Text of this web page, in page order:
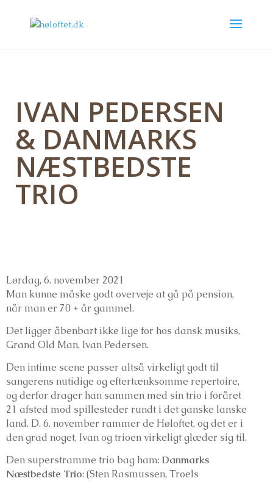
IVAN PEDERSEN
& DANMARKS
NÆSTBEDSTE
TRIO
Lørdag, 6. november 2021
Man kunne måske godt overveje at gå på pension,
når man er 70 + år gammel.
Det ligger åbenbart ikke lige for hos dansk musiks,
Grand Old Man, Ivan Pedersen.
Den intime scene passer altså virkeligt godt til
sangerens nutidige og eftertænksomme repertoire,
og derfor drager han sammen med sin trio i foråret
21 afsted mod spillesteder rundt i det ganske lanske
land. D. 6. november rammer de Høloftet, og det er i
den grad noget, Ivan og trioen virkeligt glæder sig til.
Den superstramme trio bag ham:Danmarks
Næstbedste Trio: (Sten Rasmussen, Troels